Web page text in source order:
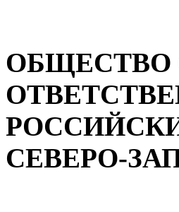
ОБЩЕСТВО
СЕВЕРО-